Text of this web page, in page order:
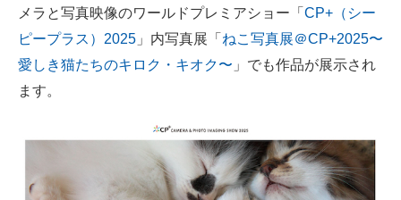
メラと写真映像のワールドプレミアショー「 CP+（シー
ピープラス）2025 」内写真展「 ねこ写真展＠CP+2025〜
愛しき猫たちのキロク・キオク〜 」でも作品が展示され
ます。